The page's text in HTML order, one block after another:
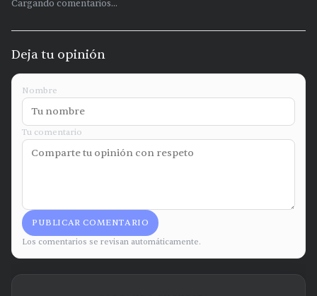
Cargando comentarios...
Deja tu opinión
Nombre
Tu comentario
PUBLICAR COMENTARIO
Los comentarios se revisan automáticamente.